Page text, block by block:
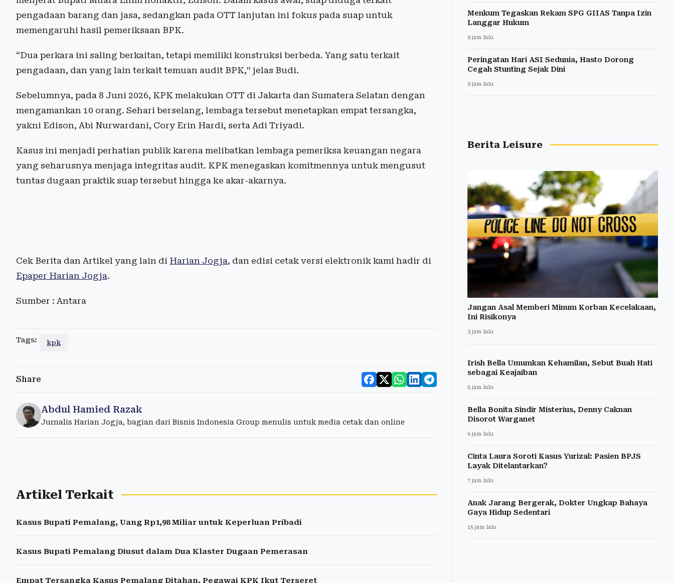
pengadaan barang dan jasa, sedangkan pada OTT lanjutan ini fokus pada suap untuk
memengaruhi hasil pemeriksaan BPK.
“Dua perkara ini saling berkaitan, tetapi memiliki konstruksi berbeda. Yang satu terkait
pengadaan, dan yang lain terkait temuan audit BPK,” jelas Budi.
Sebelumnya, pada 8 Juni 2026, KPK melakukan OTT di Jakarta dan Sumatera Selatan dengan
mengamankan 10 orang. Sehari berselang, lembaga tersebut menetapkan empat tersangka,
yakni Edison, Abi Nurwardani, Cory Erin Hardi, serta Adi Triyadi.
Kasus ini menjadi perhatian publik karena melibatkan lembaga pemeriksa keuangan negara
yang seharusnya menjaga integritas audit. KPK menegaskan komitmennya untuk mengusut
tuntas dugaan praktik suap tersebut hingga ke akar-akarnya.
Cek Berita dan Artikel yang lain di Harian Jogja, dan edisi cetak versi elektronik kami hadir di
Epaper Harian Jogja.
Sumber : Antara
Tags: kpk
Share
Abdul Hamied Razak
Jurnalis Harian Jogja, bagian dari Bisnis Indonesia Group menulis untuk media cetak dan online
Artikel Terkait
Kasus Bupati Pemalang, Uang Rp1,98 Miliar untuk Keperluan Pribadi
Kasus Bupati Pemalang Diusut dalam Dua Klaster Dugaan Pemerasan
Empat Tersangka Kasus Pemalang Ditahan, Pegawai KPK Ikut Terseret
Menkum Tegaskan Rekam SPG GIIAS Tanpa Izin
Langgar Hukum
9 jam lalu
Peringatan Hari ASI Sedunia, Hasto Dorong
Cegah Stunting Sejak Dini
9 jam lalu
Berita Leisure
Jangan Asal Memberi Minum Korban Kecelakaan,
Ini Risikonya
3 jam lalu
Irish Bella Umumkan Kehamilan, Sebut Buah Hati
sebagai Keajaiban
5 jam lalu
Bella Bonita Sindir Misterius, Denny Caknan
Disorot Warganet
6 jam lalu
Cinta Laura Soroti Kasus Yurizal: Pasien BPJS
Layak Ditelantarkan?
7 jam lalu
Anak Jarang Bergerak, Dokter Ungkap Bahaya
Gaya Hidup Sedentari
15 jam lalu